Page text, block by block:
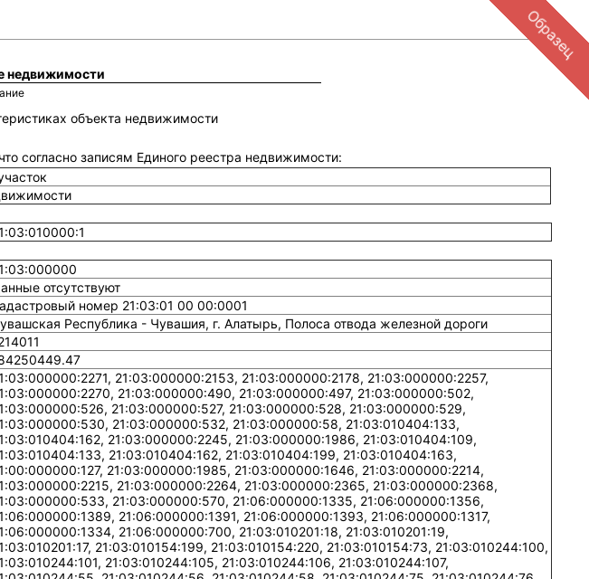
недвижимости
объекта недвижимости
согласно записям Единого реестра недвижимости:
отсутствуют
номер 21:03:01 00 00:0001
Республика - Чувашия, г. Алатырь, Полоса отвода железной дороги
21:03:000000:2153, 21:03:000000:2178, 21:03:000000:2257,
21:03:000000:490, 21:03:000000:497, 21:03:000000:502,
21:03:000000:527, 21:03:000000:528, 21:03:000000:529,
21:03:000000:532, 21:03:000000:58, 21:03:010404:133,
21:03:000000:2245, 21:03:000000:1986, 21:03:010404:109,
21:03:010404:162, 21:03:010404:199, 21:03:010404:163,
21:03:000000:1985, 21:03:000000:1646, 21:03:000000:2214,
21:03:000000:2264, 21:03:000000:2365, 21:03:000000:2368,
21:03:000000:570, 21:06:000000:1335, 21:06:000000:1356,
21:06:000000:1391, 21:06:000000:1393, 21:06:000000:1317,
21:06:000000:700, 21:03:010201:18, 21:03:010201:19,
21:03:010154:199, 21:03:010154:220, 21:03:010154:73, 21:03:010244:100,
21:03:010244:105, 21:03:010244:106, 21:03:010244:107,
Образец